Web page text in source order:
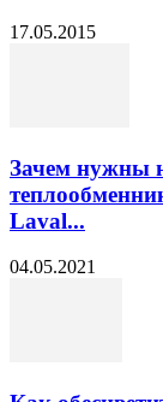
17.05.2015
Зачем нужны
Laval...
04.05.2021